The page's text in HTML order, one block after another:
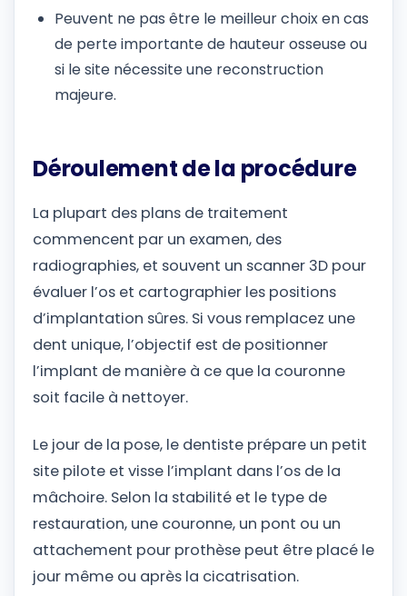
Peuvent ne pas être le meilleur choix en cas
de perte importante de hauteur osseuse ou
si le site nécessite une reconstruction
majeure.
Déroulement de la procédure
La plupart des plans de traitement
commencent par un examen, des
radiographies, et souvent un scanner 3D pour
évaluer l’os et cartographier les positions
d’implantation sûres. Si vous remplacez une
dent unique, l’objectif est de positionner
l’implant de manière à ce que la couronne
soit facile à nettoyer.
Le jour de la pose, le dentiste prépare un petit
site pilote et visse l’implant dans l’os de la
mâchoire. Selon la stabilité et le type de
restauration, une couronne, un pont ou un
attachement pour prothèse peut être placé le
jour même ou après la cicatrisation.